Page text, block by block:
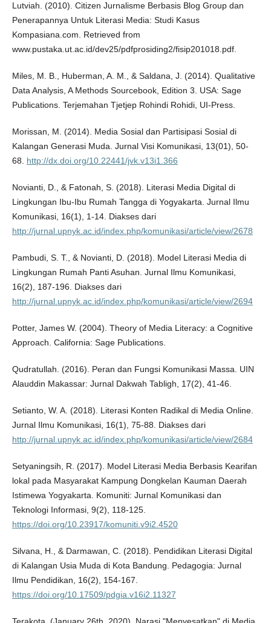
Lutviah. (2010). Citizen Jurnalisme Berbasis Blog Group dan
Penerapannya Untuk Literasi Media: Studi Kasus
Kompasiana.com. Retrieved from
www.pustaka.ut.ac.id/dev25/pdfprosiding2/fisip201018.pdf.
Miles, M. B., Huberman, A. M., & Saldana, J. (2014). Qualitative
Data Analysis, A Methods Sourcebook, Edition 3. USA: Sage
Publications. Terjemahan Tjetjep Rohindi Rohidi, UI-Press.
Morissan, M. (2014). Media Sosial dan Partisipasi Sosial di
Kalangan Generasi Muda. Jurnal Visi Komunikasi, 13(01), 50-
68. http://dx.doi.org/10.22441/jvk.v13i1.366
Novianti, D., & Fatonah, S. (2018). Literasi Media Digital di
Lingkungan Ibu-Ibu Rumah Tangga di Yogyakarta. Jurnal Ilmu
Komunikasi, 16(1), 1-14. Diakses dari
http://jurnal.upnyk.ac.id/index.php/komunikasi/article/view/2678
Pambudi, S. T., & Novianti, D. (2018). Model Literasi Media di
Lingkungan Rumah Panti Asuhan. Jurnal Ilmu Komunikasi,
16(2), 187-196. Diakses dari
http://jurnal.upnyk.ac.id/index.php/komunikasi/article/view/2694
Potter, James W. (2004). Theory of Media Literacy: a Cognitive
Approach. California: Sage Publications.
Qudratullah. (2016). Peran dan Fungsi Komunikasi Massa. UIN
Alauddin Makassar: Jurnal Dakwah Tabligh, 17(2), 41-46.
Setianto, W. A. (2018). Literasi Konten Radikal di Media Online.
Jurnal Ilmu Komunikasi, 16(1), 75-88. Diakses dari
http://jurnal.upnyk.ac.id/index.php/komunikasi/article/view/2684
Setyaningsih, R. (2017). Model Literasi Media Berbasis Kearifan
lokal pada Masyarakat Kampung Dongkelan Kauman Daerah
Istimewa Yogyakarta. Komuniti: Jurnal Komunikasi dan
Teknologi Informasi, 9(2), 118-125.
https://doi.org/10.23917/komuniti.v9i2.4520
Silvana, H., & Darmawan, C. (2018). Pendidikan Literasi Digital
di Kalangan Usia Muda di Kota Bandung. Pedagogia: Jurnal
Ilmu Pendidikan, 16(2), 154-167.
https://doi.org/10.17509/pdgia.v16i2.11327